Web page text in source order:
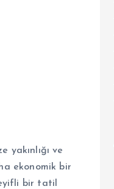
ve
ekonomik bir
bir tatil